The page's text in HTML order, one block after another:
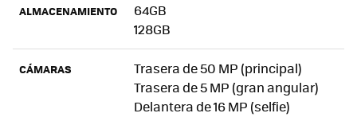
ALMACENAMIENTO
64GB
128GB
CÁMARAS
Trasera de 50 MP (principal)
Trasera de 5 MP (gran angular)
Delantera de 16 MP (selfie)